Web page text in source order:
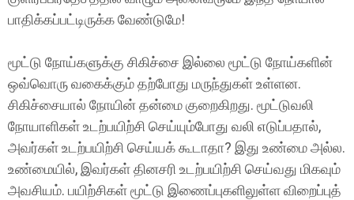
பாதிக்கப்பட்டிருக்க வேண்டுமே!
மூட்டு நோய்களுக்கு சிகிச்சை இல்லை மூட்டு நோய்களின்
ஒவ்வொரு வகைக்கும் தற்போது மருந்துகள் உள்ளன.
சிகிச்சையால் நோயின் தன்மை குறைகிறது. மூட்டுவலி
நோயாளிகள் உடற்பயிற்சி செய்யும்போது வலி எடுப்பதால்,
அவர்கள் உடற்பயிற்சி செய்யக் கூடாதா? இது உண்மை அல்ல.
உண்மையில், இவர்கள் தினசரி உடற்பயிற்சி செய்வது மிகவும்
அவசியம். பயிற்சிகள் மூட்டு இணைப்புகளிலுள்ள விறைப்புத்